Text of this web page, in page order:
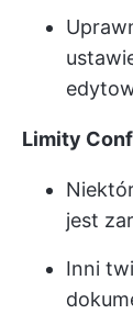
Limity
jest
Inni